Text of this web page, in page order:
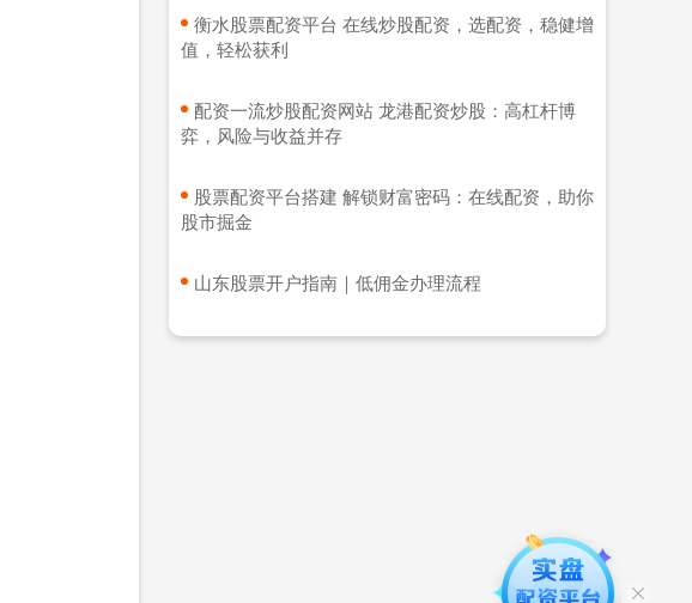
​衡水股票配资平台 在线炒股配资，选配资，稳健增
值，轻松获利
​配资一流炒股配资网站 龙港配资炒股：高杠杆博
弈，风险与收益并存
​股票配资平台搭建 解锁财富密码：在线配资，助你
股市掘金
​山东股票开户指南｜低佣金办理流程